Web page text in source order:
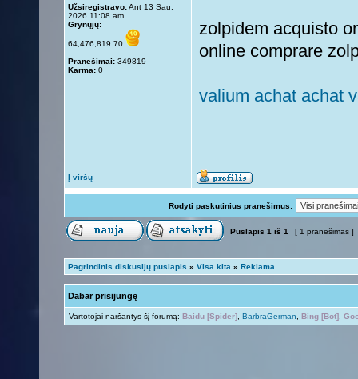
Užsiregistravo:Ant 13 Sau,
2026 11:08 am
Grynųjų:
64,476,819.70
Pranešimai: 349819
Karma: 0
zolpidem acquisto
online comprare
valium achat achat
Į viršų
Rodyti paskutinius pranešimus:
Puslapis 1 iš 1 [ 1 pranešimas ]
Pagrindinis diskusijų puslapis » Visa kita » Reklama
Dabar prisijungę
Vartotojai naršantys šį forumą: Baidu [Spider] BarbraGerman Bing [Bot]